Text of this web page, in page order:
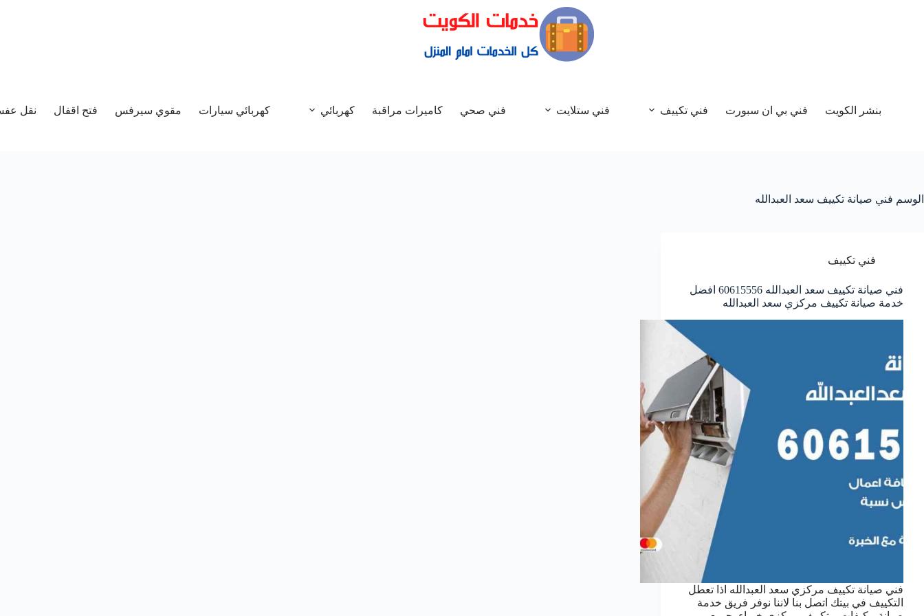
بنشر الكويت فني بي ان سبورت فني تكييف فني ستلايت فني صحي كاميرات مراقبة كهربائي كهربائي سيارات مقوي سيرفس فتح اقفال نقل
الوسم فني صيانة تكييف سعد العبدالله
فني تكييف
فني صيانة تكييف سعد العبدالله 60615556 افضل
خدمة صيانة تكييف مركزي سعد العبدالله
فني صيانة تكييف مركزي سعد العبدالله اذا تعطل
التكييف في بيتك اتصل بنا لاننا نوفر فريق خدمة